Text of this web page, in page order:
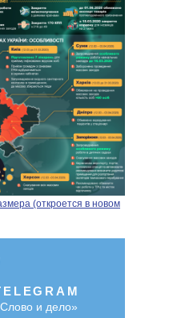
(откроется в новом
и дело»